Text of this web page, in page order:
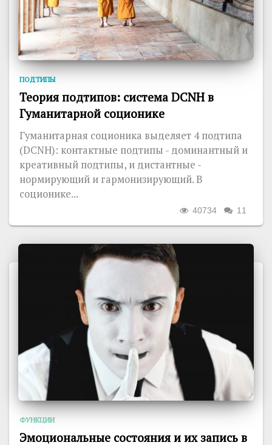
ПОДТИПЫ
Теория подтипов: система DCNH в
Гуманитарной соционике
Гуманитарная соционика выделяет 4 подтипа
(DCNH): контактные подтипы - доминантный и
креативный подтипы, и дистантные -
нормирующий и гармонизирующий. В
соционике...
11
40734
ФУНКЦИИ
Эмоциональные состояния и их запись в